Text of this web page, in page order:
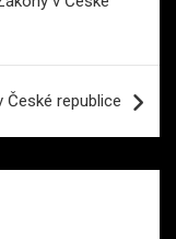
republice